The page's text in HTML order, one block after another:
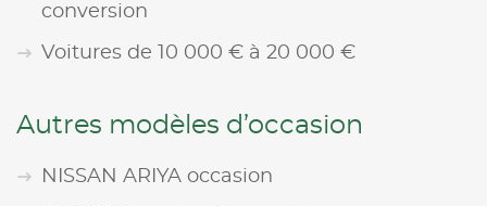
conversion
Voitures de 10 000 € à 20 000 €
Autres modèles d’occasion
NISSAN ARIYA occasion